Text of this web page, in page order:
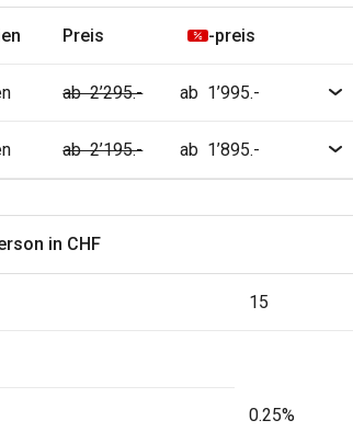
Preis -preis
ab 2’295.- ab 1’995.-
ab 2’195.- ab 1’895.-
in CHF
15
0.25%